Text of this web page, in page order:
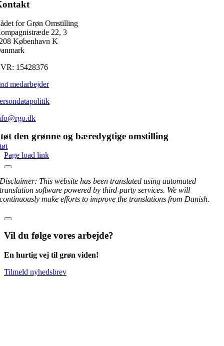
for Grøn Omstilling
22, 3
København K
15428376
medarbejder
den grønne og bæredygtige omstilling
Page load link
Disclaimer: This website has been translated using automated
translation software powered by third-party services. We will
continuously make efforts to improve the translations from Danish.
Vil du følge vores arbejde?
En hurtig vej til grøn viden!
Tilmeld nyhedsbrev